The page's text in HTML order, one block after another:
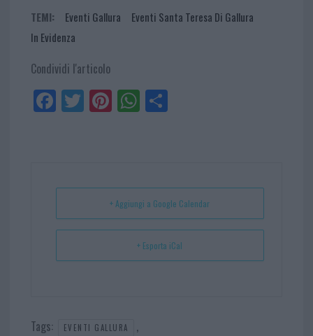
TEMI: Eventi Gallura
Eventi Santa Teresa Di Gallura
In Evidenza
Condividi l'articolo
Fa
ce
Tw
itt
Pi
nt
t
W
ha
p
Sh
+ Aggiungi a Google Calendar
+ Esporta iCal
Tags: EVENTI GALLURA ,